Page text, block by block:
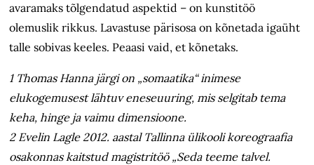
avaramaks tõlgendatud aspektid – on kunstitöö
olemuslik rikkus. Lavastuse pärisosa on kõnetada igaüht
talle sobivas keeles. Peaasi vaid, et kõnetaks.
1 Thomas Hanna järgi on „somaatika“ inimese
elukogemusest lähtuv eneseuuring, mis selgitab tema
keha, hinge ja vaimu dimensioone.
2 Evelin Lagle 2012. aastal Tallinna ülikooli koreograafia
osakonnas kaitstud magistritöö „Seda teeme talvel.